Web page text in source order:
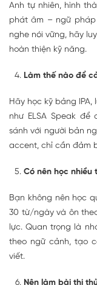
Anh tự nhiên, hình
phát âm – ngữ
nghe nói vững, hãy
hoàn thiện kỹ năng.
Làm thế nào để
Hãy học kỹ bảng
như ELSA Speak
sánh với người bản
accent, chỉ cần đảm
Có nên học nhiều
Bạn không nên học
30 từ/ngày và ôn
lực. Quan trọng là
theo ngữ cảnh, tạo
viết.
Nên làm bài thi